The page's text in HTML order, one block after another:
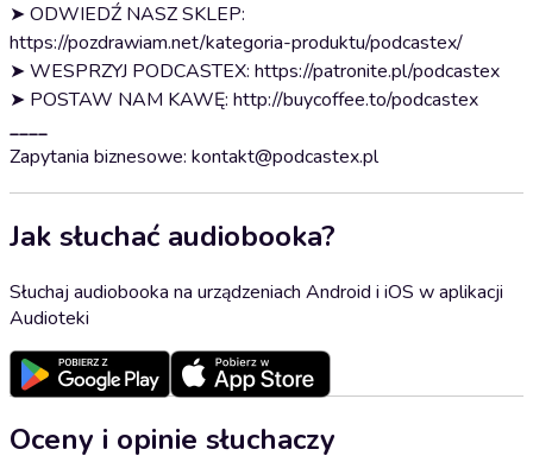
➤ ODWIEDŹ NASZ SKLEP:
https://pozdrawiam.net/kategoria-produktu/podcastex/
➤ WESPRZYJ PODCASTEX: https://patronite.pl/podcastex
➤ POSTAW NAM KAWĘ: http://buycoffee.to/podcastex
____
Zapytania biznesowe: kontakt@podcastex.pl
Jak słuchać audiobooka?
Słuchaj audiobooka na urządzeniach Android i iOS w aplikacji
Audioteki
Oceny i opinie słuchaczy